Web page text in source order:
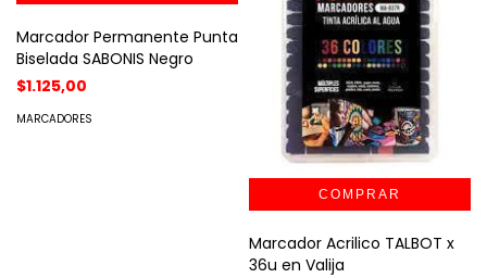
Marcador Permanente Punta
Biselada SABONIS Negro
$1.125,00
MARCADORES
Marcador Acrilico TALBOT x
36u en Valija